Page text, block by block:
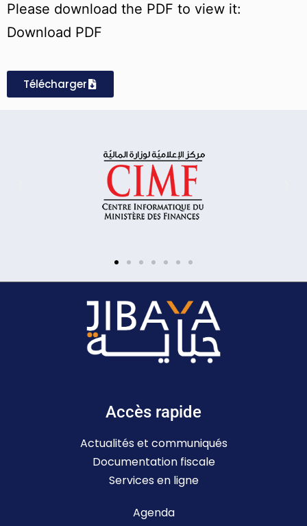
Please download the PDF to view it:
Download PDF
Télécharger
Accès rapide
Actualités et communiqués
Documentation fiscale
Services en ligne
Agenda